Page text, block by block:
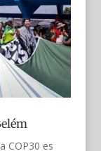
COP30 es